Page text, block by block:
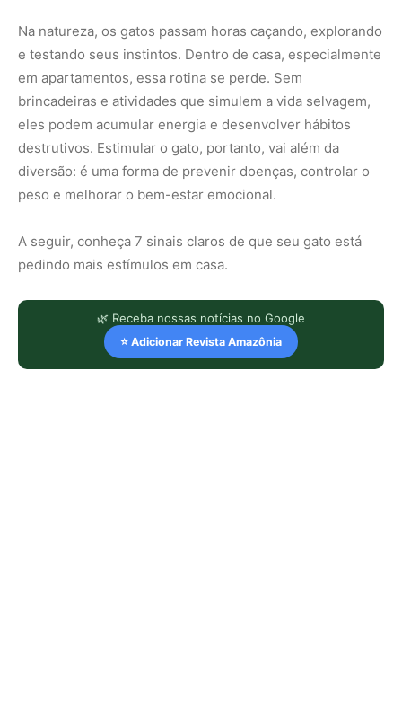
Na natureza, os gatos passam horas caçando, explorando
e testando seus instintos. Dentro de casa, especialmente
em apartamentos, essa rotina se perde. Sem
brincadeiras e atividades que simulem a vida selvagem,
eles podem acumular energia e desenvolver hábitos
destrutivos. Estimular o gato, portanto, vai além da
diversão: é uma forma de prevenir doenças, controlar o
peso e melhorar o bem-estar emocional.
A seguir, conheça 7 sinais claros de que seu gato está
pedindo mais estímulos em casa.
🌿 Receba nossas notícias no Google
⭐ Adicionar Revista Amazônia